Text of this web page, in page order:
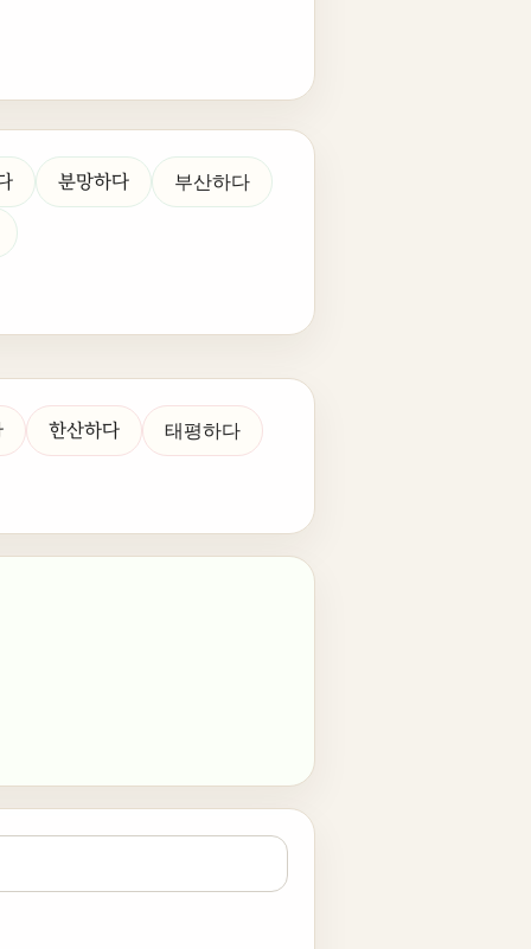
분망하다 부산하다
한산하다 태평하다